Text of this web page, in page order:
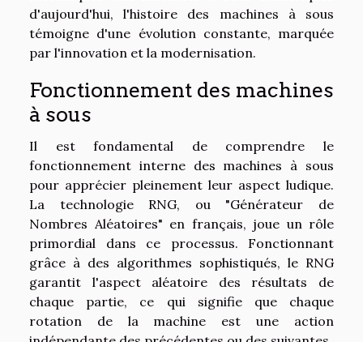
d'aujourd'hui, l'histoire des machines à sous
témoigne d'une évolution constante, marquée
par l'innovation et la modernisation.
Fonctionnement des machines
à sous
Il est fondamental de comprendre le
fonctionnement interne des machines à sous
pour apprécier pleinement leur aspect ludique.
La technologie RNG, ou "Générateur de
Nombres Aléatoires" en français, joue un rôle
primordial dans ce processus. Fonctionnant
grâce à des algorithmes sophistiqués, le RNG
garantit l'aspect aléatoire des résultats de
chaque partie, ce qui signifie que chaque
rotation de la machine est une action